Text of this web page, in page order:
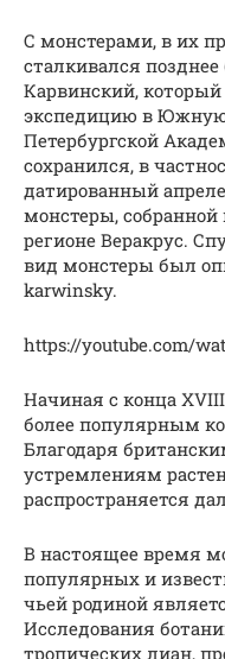
С монстерами, в их
сталкивался
Карвинский, который
экспедицию в
Петербургской
сохранился, в
датированный
монстеры,
регионе Веракрус.
вид монстеры был
karwinsky.
https://youtube.com/
Начиная с конца
более популярным
Благодаря
устремлениям
распространяется
В настоящее время
популярных и
чьей родиной
Исследования
тропических лиан,